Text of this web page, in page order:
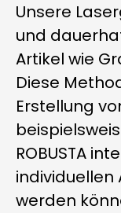
Unsere
und
Artikel wie
Diese
Erstellung
ROBUSTA
individuellen
werden